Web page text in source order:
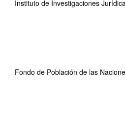
Instituto de Investigaciones
Fondo de Población de las